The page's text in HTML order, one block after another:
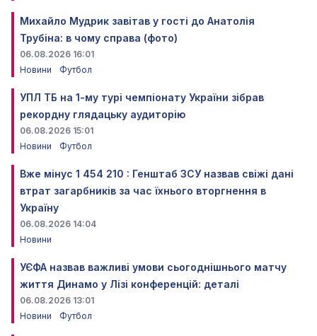
Михайло Мудрик завітав у гості до Анатолія
Трубіна: в чому справа (фото)
06.08.2026 16:01
Новини
Футбол
УПЛ ТБ на 1-му турі чемпіонату України зібрав
рекордну глядацьку аудиторію
06.08.2026 15:01
Новини
Футбол
Вже мінус 1 454 210 : Генштаб ЗСУ назвав свіжі дані
втрат загарбників за час їхнього вторгнення в
Україну
06.08.2026 14:04
Новини
УЄФА назвав важливі умови сьогоднішнього матчу
життя Динамо у Лізі конференцій: деталі
06.08.2026 13:01
Новини
Футбол